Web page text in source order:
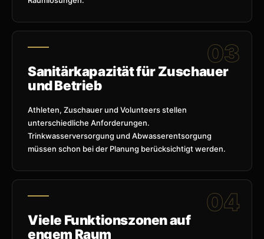
Sanitärkapazität für Zuschauer
und Betrieb
Athleten, Zuschauer und Volunteers stellen
unterschiedliche Anforderungen.
Trinkwasserversorgung und Abwasserentsorgung
müssen schon bei der Planung berücksichtigt werden.
Viele Funktionszonen auf
engem Raum